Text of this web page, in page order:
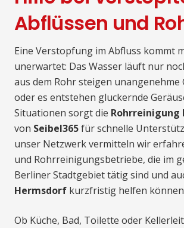
Abflüssen und
Eine Verstopfung im Abfluss kommt
unerwartet: Das Wasser läuft nur
aus dem Rohr steigen unangenehme
oder es entstehen gluckernde
Situationen sorgt die Rohrreinigung
von Seibel365für schnelle
unser Netzwerk vermitteln wir
und Rohrreinigungsbetriebe, die im
Berliner Stadtgebiet tätig sind und
Hermsdorf kurzfristig helfen
Ob Küche, Bad, Toilette oder